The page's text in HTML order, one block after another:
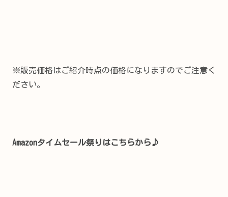
※販売価格はご紹介時点の価格になりますのでご注意く
ださい。
Amazonタイムセール祭りはこちらから♪